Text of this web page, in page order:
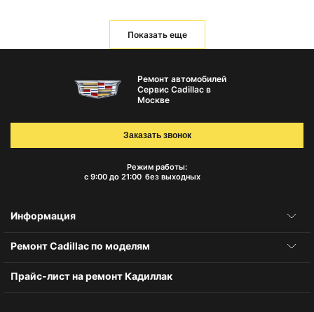
Показать еще
Ремонт автомобилей
Сервис Cadillac в
Москве
Режим работы:
с 9:00 до 21:00 без выходных
Заказать звонок
Информация
Ремонт Cadillac по моделям
Прайс-лист на ремонт Кадиллак